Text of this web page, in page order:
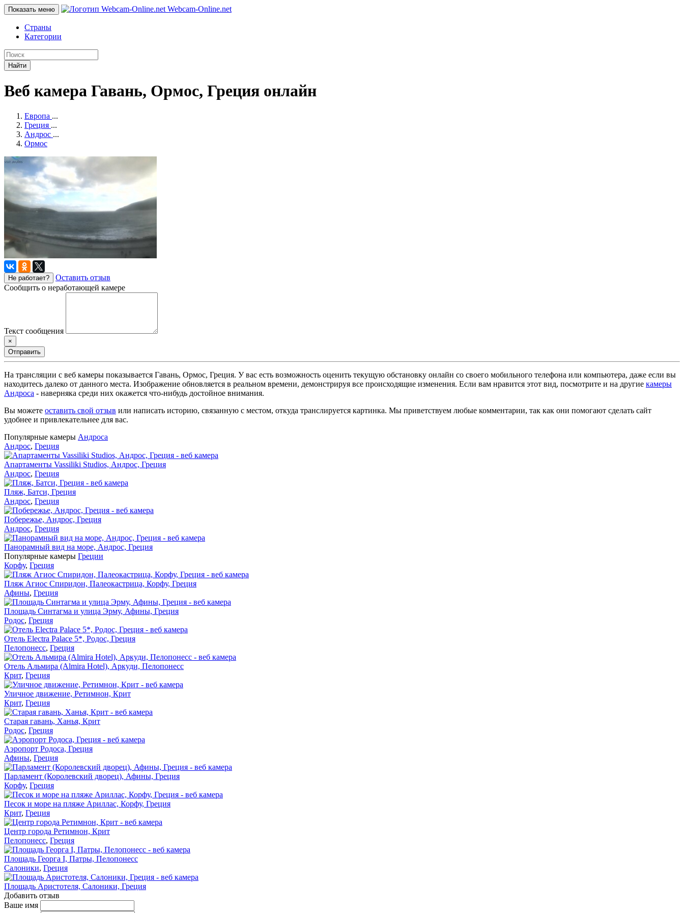
Показать меню Webcam-Online.net
Страны
Категории
Найти
Веб камера Гавань, Ормос, Греция онлайн
Европа ...
Греция ...
Андрос ...
Ормос
Не работает?
Оставить отзыв
Сообщить о неработающей камере
Текст сообщения
×
Отправить
На трансляции с веб камеры показывается Гавань, Ормос, Греция. У вас есть возможность оценить текущую обстановку онлайн со своего мобильного телефона или компьютера, даже если вы
находитесь далеко от данного места. Изображение обновляется в реальном времени, демонстрируя все происходящие изменения. Если вам нравится этот вид, посмотрите и на другие камеры
Андроса - наверняка среди них окажется что-нибудь достойное внимания.
Вы можете оставить свой отзыв или написать историю, связанную с местом, откуда транслируется картинка. Мы приветствуем любые комментарии, так как они помогают сделать сайт
удобнее и привлекательнее для вас.
Популярные камеры Андроса
Андрос, Греция
Апартаменты Vassiliki Studios, Андрос, Греция
Андрос, Греция
Пляж, Батси, Греция
Андрос, Греция
Побережье, Андрос, Греция
Андрос, Греция
Панорамный вид на море, Андрос, Греция
Популярные камеры Греции
Корфу, Греция
Пляж Агиос Спиридон, Палеокастрица, Корфу, Греция
Афины, Греция
Площадь Синтагма и улица Эрму, Афины, Греция
Родос, Греция
Отель Electra Palace 5*, Родос, Греция
Пелопонесс, Греция
Отель Альмира (Almira Hotel), Аркуди, Пелопонесс
Крит, Греция
Уличное движение, Ретимнон, Крит
Крит, Греция
Старая гавань, Ханья, Крит
Родос, Греция
Аэропорт Родоса, Греция
Афины, Греция
Парламент (Королевский дворец), Афины, Греция
Корфу, Греция
Песок и море на пляже Ариллас, Корфу, Греция
Крит, Греция
Центр города Ретимнон, Крит
Пелопонесс, Греция
Площадь Георга I, Патры, Пелопонесс
Салоники, Греция
Площадь Аристотеля, Салоники, Греция
Добавить отзыв
Ваше имя